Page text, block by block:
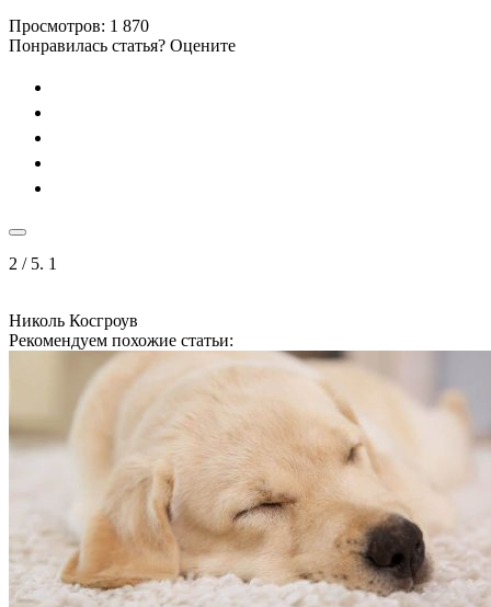
Просмотров: 1 870
Понравилась статья? Оцените
2 / 5. 1
Николь Косгроув
Рекомендуем похожие статьи: